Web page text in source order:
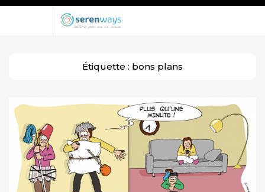
Étiquette : bons plans